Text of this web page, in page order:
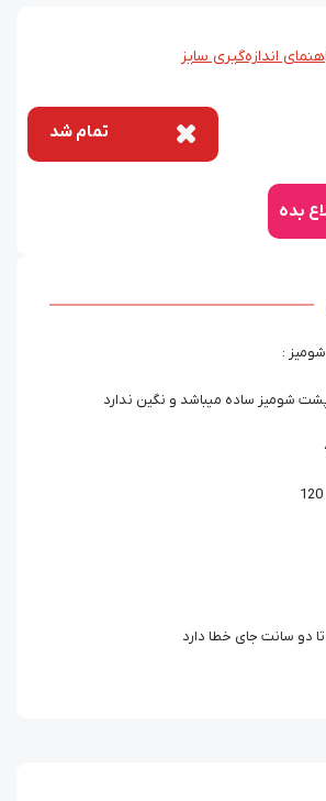
اندازه‌گیری سایز
تمام شد
بده
:
شومیز ساده میباشد و نگین ندارد
دو سانت جای خطا دارد